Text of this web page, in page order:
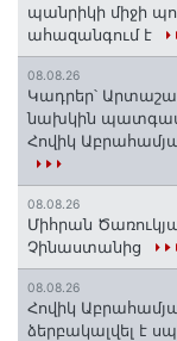
պանրիկի միջի
ահազանգում է
08.08.26
Կադրեր՝
նախկին
Հովիկ
08.08.26
Միհրան
Չինաստանից
08.08.26
Հովիկ
ձերբակալվել է